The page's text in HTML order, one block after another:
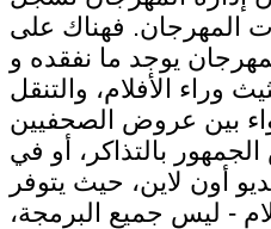
المهرجان. فهناك على
يوجد ما نفقده و
وراء الأفلام، والتنقل
بين عروض الصحفيين
بالتذاكر، أو في
أون لاين، حيث يتوفر
- ليس جميع البرمجة،